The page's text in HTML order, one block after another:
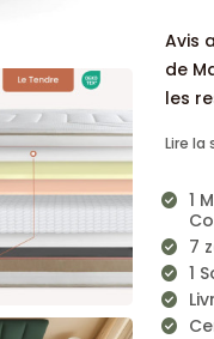
Avis
de
les
Lire la
1
7
1